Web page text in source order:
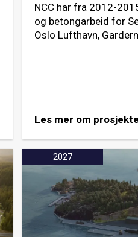
NCC har fra 2012-
og betongarbeid for
Oslo Lufthavn,
Les mer om
2027